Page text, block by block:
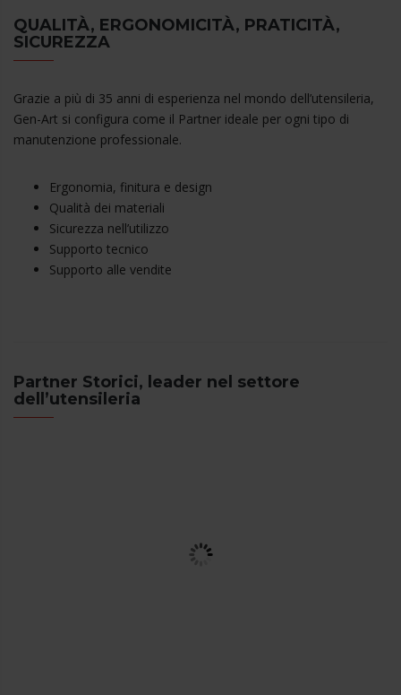
QUALITÀ, ERGONOMICITÀ, PRATICITÀ,
SICUREZZA
Grazie a più di 35 anni di esperienza nel mondo dell’utensileria,
Gen-Art si configura come il Partner ideale per ogni tipo di
manutenzione professionale.
Ergonomia, finitura e design
Qualità dei materiali
Sicurezza nell’utilizzo
Supporto tecnico
Supporto alle vendite
Partner Storici, leader nel settore
dell’utensileria